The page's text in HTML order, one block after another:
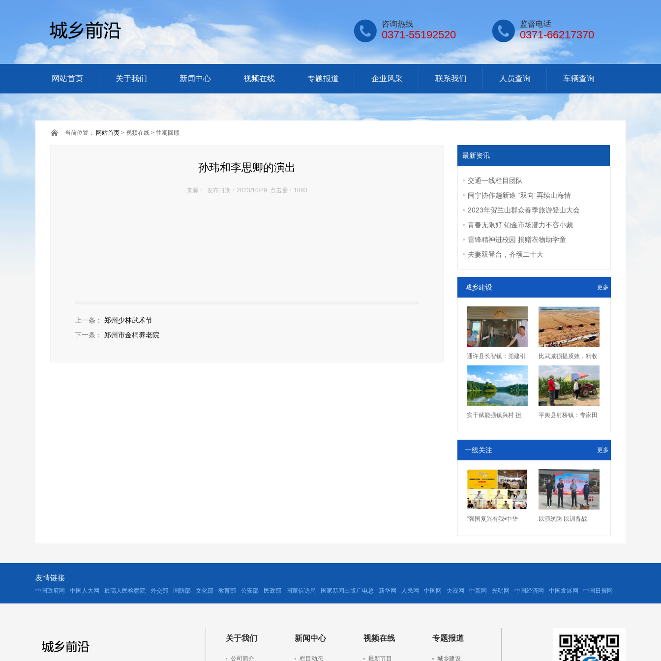
 咨询热线
0371-55192520  监督电话
0371-66217370
网站首页 关于我们 新闻中心 视频在线 专题报道 企业风采 联系我们 人员查询 车辆查询
当前位置： 网站首页 > 视频在线 > 往期回顾
孙玮和李思卿的演出
来源： 发布日期：2023/10/29 点击量：1093
上一条： 郑州少林武术节
下一条： 郑州市金桐养老院
最新资讯
交通一线栏目团队
闽宁协作趟新途 “双向”再续山海情
2023年贺兰山群众春季旅游登山大会
青春无限好 铂金市场潜力不容小觑
雷锋精神进校园 捐赠衣物助学童
夫妻双登台，齐颂二十大
城乡建设 更多
通许县长智镇：党建引 比武减损提质效，精收
实干赋能强镇兴村 担 平舆县射桥镇：专家田
一线关注 更多
“强国复兴有我•中华 以演筑防 以训备战
友情链接
中国政府网 中国人大网 最高人民检察院 外交部 国防部 文化部 教育部 公安部 民政部 国家信访局 国家新闻出版广电总 新华网 人民网 中国网 央视网 中新网 光明网 中国经济网 中国发展网 中国日报网
关于我们
公司简介
新闻中心
栏目动态
视频在线
最新节目
专题报道
城乡建设